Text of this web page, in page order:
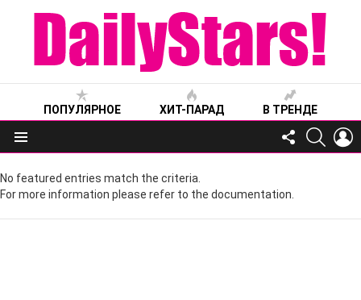
ПОПУЛЯРНОЕ ХИТ-ПАРАД В ТРЕНДЕ
Меню
FOLLOW
US
No featured entries match the criteria.
For more information please refer to the documentation.